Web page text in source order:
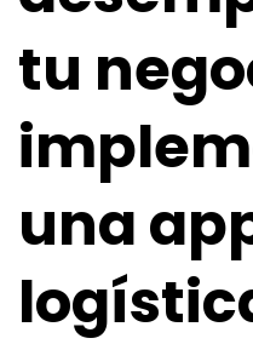
Blog
tu
una